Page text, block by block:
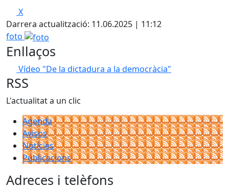
X
Darrera actualització: 11.06.2025 | 11:12
foto
Enllaços
Vídeo "De la dictadura a la democràcia"
RSS
L'actualitat a un clic
Agenda
Avisos
Notícies
Publicacions
Adreces i telèfons